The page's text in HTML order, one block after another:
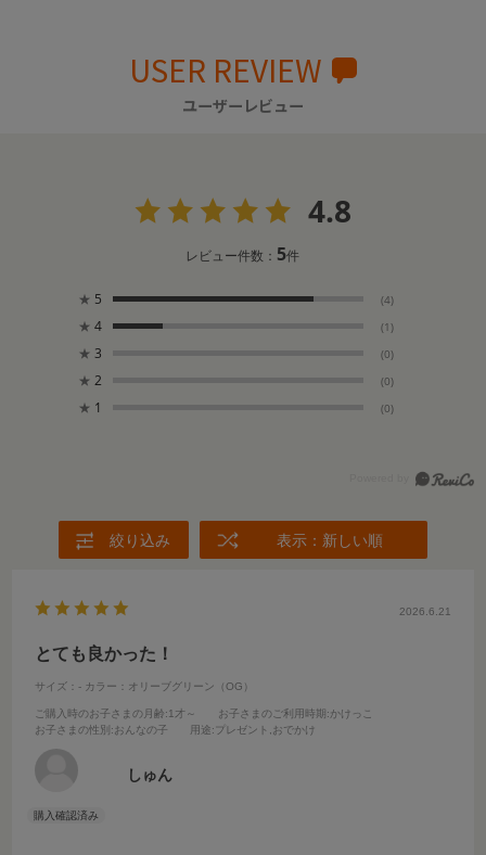
USER REVIEW
ユーザーレビュー
4.8
レビュー件数： 5件
★ 5 (4)
★ 4 (1)
★ 3 (0)
★ 2 (0)
★ 1 (0)
絞り込み 表示：新しい順
2026.6.21
とても良かった！
サイズ：- カラー：オリーブグリーン（OG）
ご購入時のお子さまの月齢:1才～ お子さまのご利用時期 :かけっこ
お子さまの性別 :おんなの子 用途:プレゼント,おでかけ
しゅん